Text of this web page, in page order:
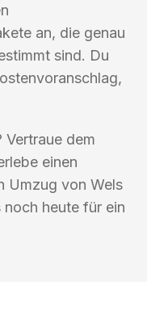
an, die genau
sind. Du
dem
einen
Umzug von Wels
heute für ein